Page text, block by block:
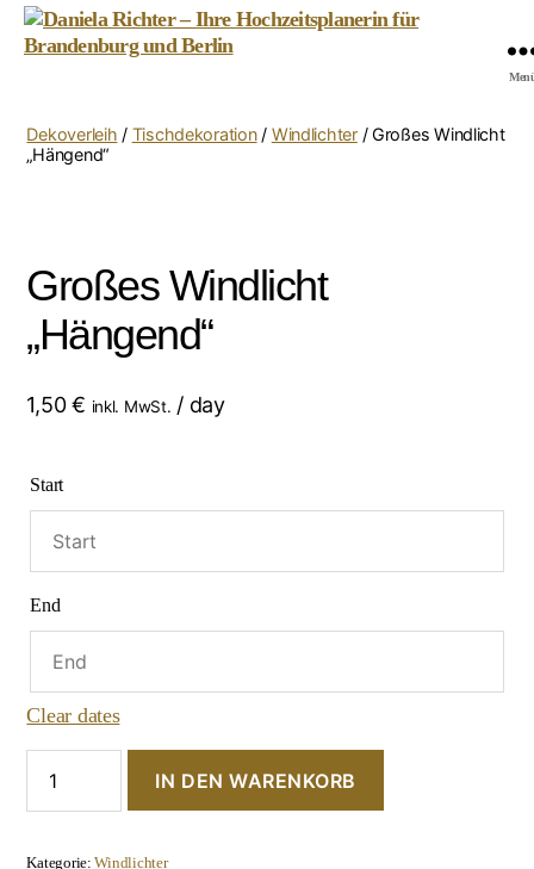
-
Ihre
Berlin
Dekoverleih / Tischdekoration/ Windlichter/ Großes Windlicht
„Hängend“
Großes Windlicht
„Hängend“
1,50€ inkl. MwSt. / day
Start
End
Clear dates
Windlicht
IN DEN WARENKORB
Kategorie:Windlichter